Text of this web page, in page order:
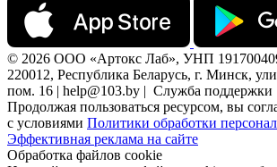
© 2026 ООО «Артокс Лаб», УНП
220012, Республика Беларусь, г. Минск,
пом. 16 | help@103.by | Служба поддержки
Продолжая пользоваться ресурсом, вы
с условиями Политики обработки
Эффективная реклама на сайте
Обработка файлов cookie